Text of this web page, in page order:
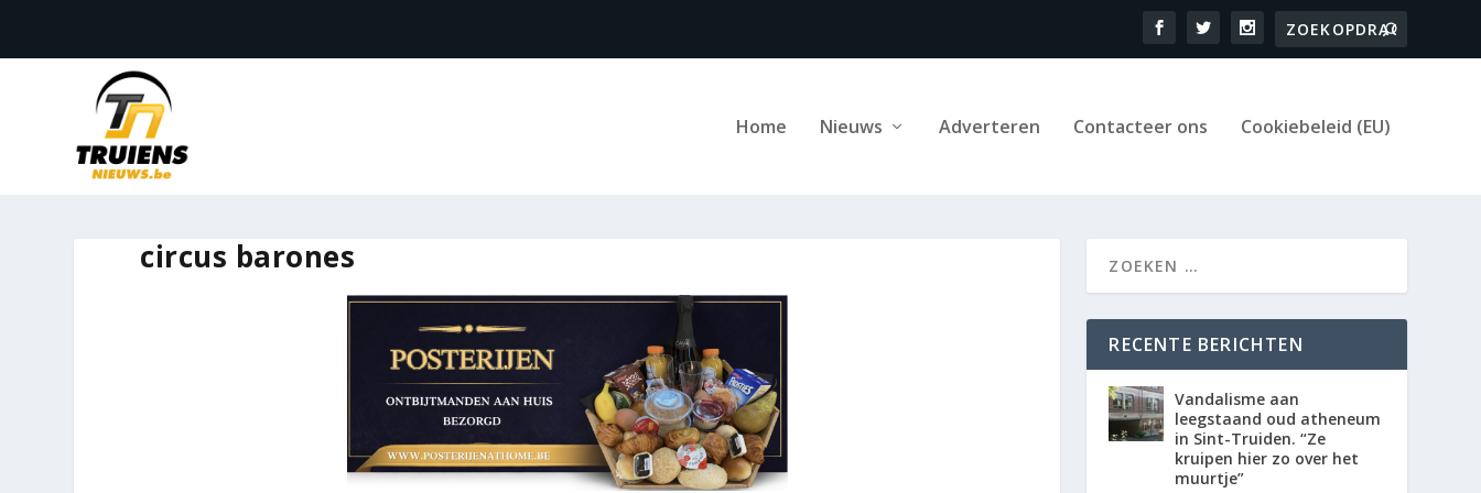
Home Nieuws Adverteren Contacteer ons Cookiebeleid (EU)
circus barones
RECENTE BERICHTEN
Vandalisme aan
leegstaand oud atheneum
in Sint-Truiden. “Ze
kruipen hier zo over het
muurtje”